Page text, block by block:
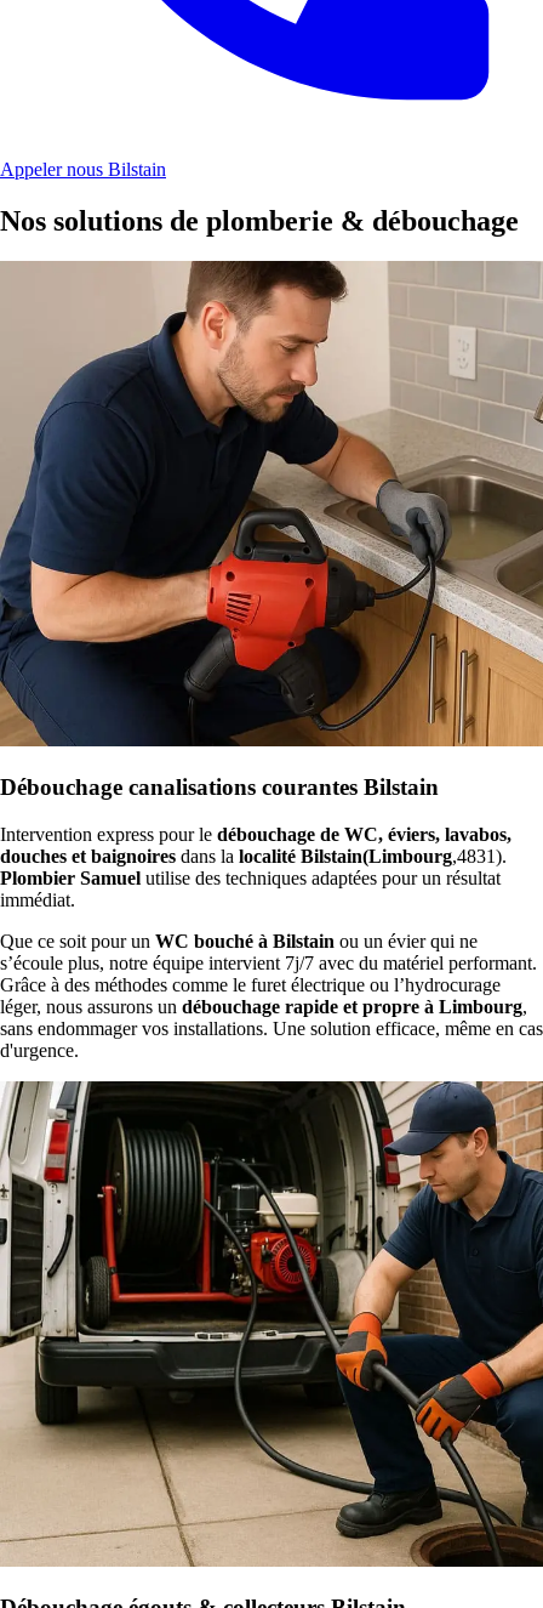
Appeler nous Bilstain
Nos solutions de plomberie & débouchage
Débouchage canalisations courantes Bilstain
Intervention express pour le débouchage de WC, éviers, lavabos,
douches et baignoires dans la localité Bilstain(Limbourg,4831).
Plombier Samuel utilise des techniques adaptées pour un résultat
immédiat.
Que ce soit pour un WC bouché à Bilstain ou un évier qui ne
s’écoule plus, notre équipe intervient 7j/7 avec du matériel performant.
Grâce à des méthodes comme le furet électrique ou l’hydrocurage
léger, nous assurons un débouchage rapide et propre à Limbourg,
sans endommager vos installations. Une solution efficace, même en cas
d'urgence.